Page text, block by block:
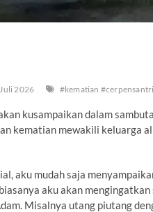
2026 #kematian
kusampaikan dalam
kematian mewakili keluarga
aku mudah saja
aku akan
Misalnya utang piutang